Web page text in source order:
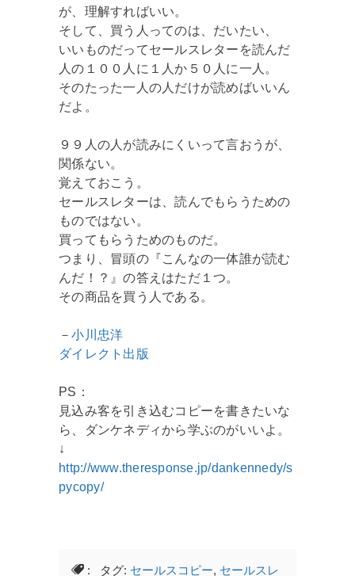
が、理解すればいい。
そして、買う人ってのは、だいたい、
いいものだってセールスレターを読んだ
人の１００人に１人か５０人に一人。
そのたった一人の人だけが読めばいいん
だよ。
９９人の人が読みにくいって言おうが、
関係ない。
覚えておこう。
セールスレターは、読んでもらうための
ものではない。
買ってもらうためのものだ。
つまり、冒頭の『こんなの一体誰が読む
んだ！？』の答えはただ１つ。
その商品を買う人である。
－小川忠洋
ダイレクト出版
PS：
見込み客を引き込むコピーを書きたいな
ら、ダンケネディから学ぶのがいいよ。
↓
http://www.theresponse.jp/dankennedy/s
pycopy/
: タグ: セールスコピー, セールスレ